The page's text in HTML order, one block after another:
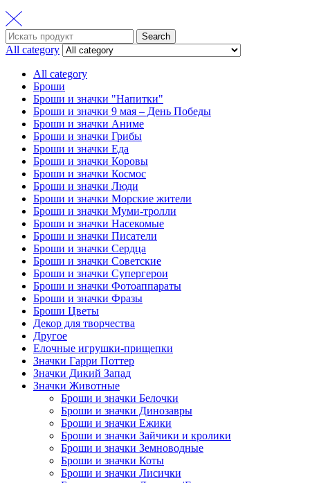
Search
for:
Search
All category
All category
Броши
Броши и значки "Напитки"
Броши и значки 9 мая – День Победы
Броши и значки Аниме
Броши и значки Грибы
Броши и значки Еда
Броши и значки Коровы
Броши и значки Космос
Броши и значки Люди
Броши и значки Морские жители
Броши и значки Муми-тролли
Броши и значки Насекомые
Броши и значки Писатели
Броши и значки Сердца
Броши и значки Советские
Броши и значки Супергерои
Броши и значки Фотоаппараты
Броши и значки Фразы
Броши Цветы
Декор для творчества
Другое
Елочные игрушки-прищепки
Значки Гарри Поттер
Значки Дикий Запад
Значки Животные
Броши и значки Белочки
Броши и значки Динозавры
Броши и значки Ежики
Броши и значки Зайчики и кролики
Броши и значки Земноводные
Броши и значки Коты
Броши и значки Лисички